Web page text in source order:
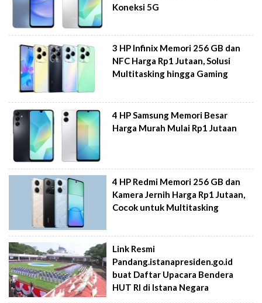
Koneksi 5G
3 HP Infinix Memori 256 GB dan
NFC Harga Rp1 Jutaan, Solusi
Multitasking hingga Gaming
4 HP Samsung Memori Besar
Harga Murah Mulai Rp1 Jutaan
4 HP Redmi Memori 256 GB dan
Kamera Jernih Harga Rp1 Jutaan,
Cocok untuk Multitasking
Link Resmi
Pandang.istanapresiden.go.id
buat Daftar Upacara Bendera
HUT RI di Istana Negara